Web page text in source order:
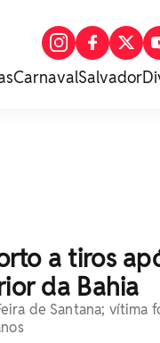
CarnavalSalvador
a tiros
da Bahia
de Santana; vítima